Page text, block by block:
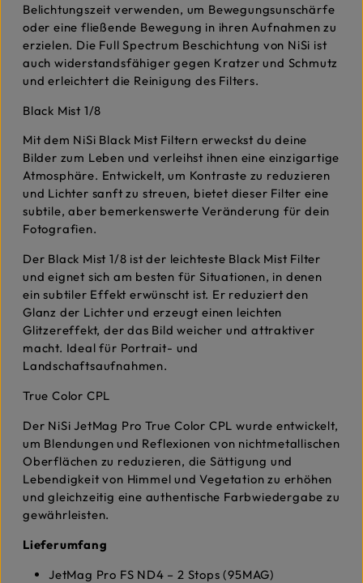
Belichtungszeit verwenden, um Bewegungsunschärfe
oder eine fließende Bewegung in ihren Aufnahmen zu
erzielen. Die Full Spectrum Beschichtung von NiSi ist
auch widerstandsfähiger gegen Kratzer und Schmutz
und erleichtert die Reinigung des Filters.
Black Mist 1/8
Mit dem NiSi Black Mist Filtern erweckst du deine
Bilder zum Leben und verleihst ihnen eine einzigartige
Atmosphäre. Entwickelt, um Kontraste zu reduzieren
und Lichter sanft zu streuen, bietet dieser Filter eine
subtile, aber bemerkenswerte Veränderung für dein
Fotografien.
Der Black Mist 1/8 ist der leichteste Black Mist Filter
und eignet sich am besten für Situationen, in denen
ein subtiler Effekt erwünscht ist. Er reduziert den
Glanz der Lichter und erzeugt einen leichten
Glitzereffekt, der das Bild weicher und attraktiver
macht. Ideal für Portrait- und
Landschaftsaufnahmen.
True Color CPL
Der NiSi JetMag Pro True Color CPL wurde entwickelt,
um Blendungen und Reflexionen von nichtmetallischen
Oberflächen zu reduzieren, die Sättigung und
Lebendigkeit von Himmel und Vegetation zu erhöhen
und gleichzeitig eine authentische Farbwiedergabe zu
gewährleisten.
Lieferumfang
JetMag Pro FS ND4 – 2 Stops (95MAG)